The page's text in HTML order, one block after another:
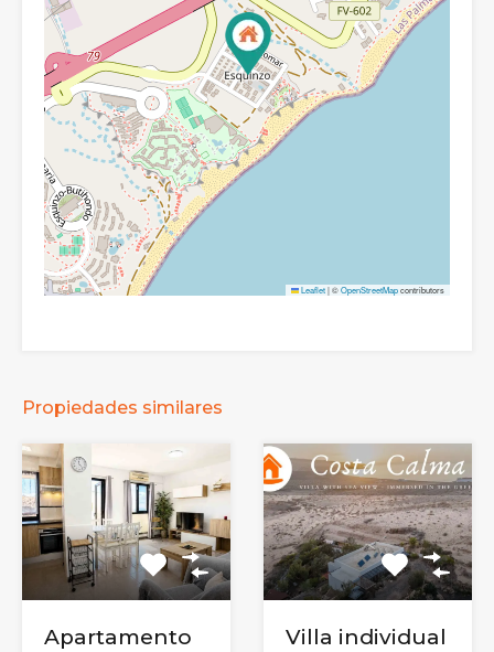
Leaflet|©OpenStreetMapcontributors
Propiedades similares
Apartamento
Villa individual